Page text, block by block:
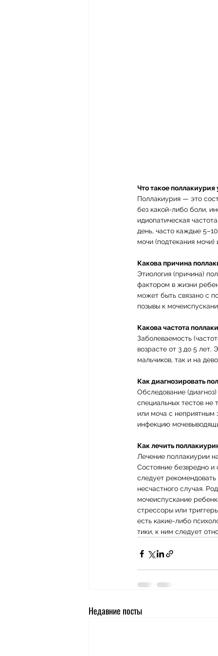
Что такое поллакиурия
Поллакиурия — это
без какой-либо боли,
идиопатическая
день, часто каждые
мочи (подтекания
Какова причина
Этиология (причина)
фактором в жизни
может быть связано с
позывы к
Какова частота
Заболеваемость
возрасте от 3 до 5 лет.
мальчиков, так и на
Как диагнозировать
Обследование
специальных тестов не
или моча с неприятным
инфекцию
Как лечить
Лечение поллакиурии
Состояние безвредно и
следует
несчастного случая.
мочеиспускание
стрессоры или
есть какие-либо
тики, к ним следует
Недавние посты